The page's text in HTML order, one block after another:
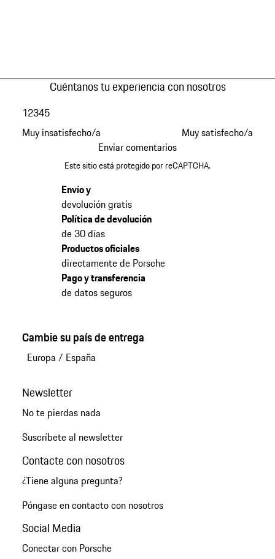
Cuéntanos tu experiencia con nosotros
Muy insatisfecho/a
12345
Muy satisfecho/a
Enviar comentarios
Este sitio está protegido por reCAPTCHA.
Envío y
devolución gratis
Política de devolución
de 30 días
Productos oficiales
directamente de Porsche
Pago y transferencia
de datos seguros
Cambie su país de entrega
Europa / España
Newsletter
No te pierdas nada
Suscríbete al newsletter
Contacte con nosotros
¿Tiene alguna pregunta?
Póngase en contacto con nosotros
Social Media
Conectar con Porsche